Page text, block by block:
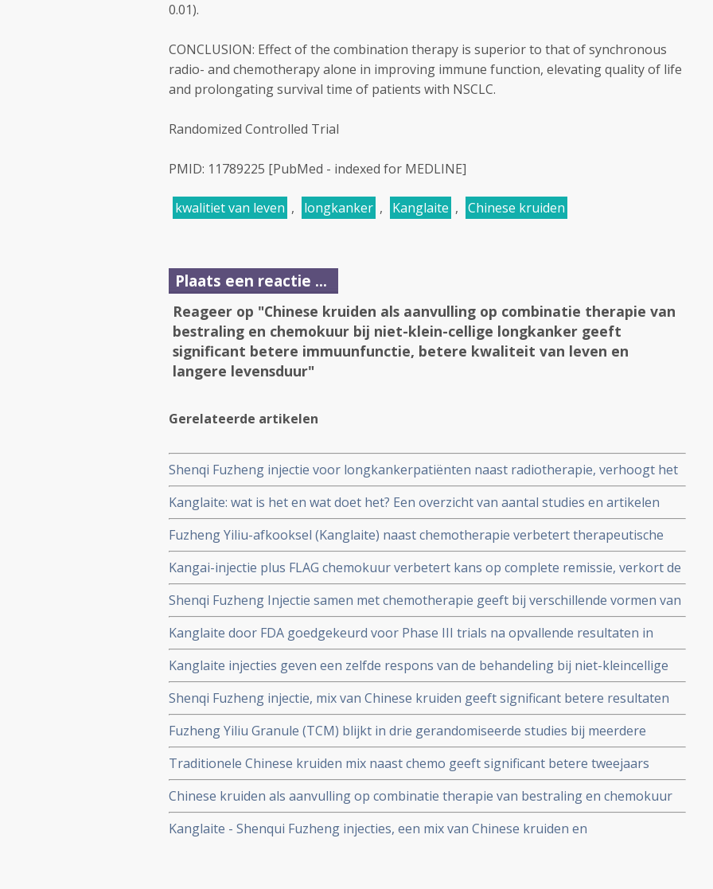
0.01).
CONCLUSION: Effect of the combination therapy is superior to that of synchronous
radio- and chemotherapy alone in improving immune function, elevating quality of life
and prolongating survival time of patients with NSCLC.
Randomized Controlled Trial
PMID: 11789225 [PubMed - indexed for MEDLINE]
kwalitiet van leven , longkanker , Kanglaite , Chinese kruiden
Plaats een reactie ...
Reageer op "Chinese kruiden als aanvulling op combinatie therapie van
bestraling en chemokuur bij niet-klein-cellige longkanker geeft
significant betere immuunfunctie, betere kwaliteit van leven en
langere levensduur"
Gerelateerde artikelen
Shenqi Fuzheng injectie voor longkankerpatiënten naast radiotherapie, verhoogt het
aantal witte bloedcellen, reguleert de immuunfunctie van T-cellen, vermindert
tumormarkers en verbetert de klinische werkzaamheid copy 1
Kanglaite: wat is het en wat doet het? Een overzicht van aantal studies en artikelen
over deze Chinese kruidenmix.
Fuzheng Yiliu-afkooksel (Kanglaite) naast chemotherapie verbetert therapeutische
effecten bij patienten met gevorderde gastro-intestinale tumoren, vermindert
bijwerkingen en verbetert kwaliteit van leven
Kangai-injectie plus FLAG chemokuur verbetert kans op complete remissie, verkort de
periode van beenmergsuppressie en vermindert aantal en ernst van infecties
Shenqi Fuzheng Injectie samen met chemotherapie geeft bij verschillende vormen van
kanker, waaronder borstkanker, longkanker en spijsverteringskanker uitstekende
resultaten op ziektevrije overleving
Kanglaite door FDA goedgekeurd voor Phase III trials na opvallende resultaten in
eerdere trials bij o.a. longkanker.
Kanglaite injecties geven een zelfde respons van de behandeling bij niet-kleincellige
longkanker, 12.15% in KLT groep vs 14.29% in de chemotherapie groep, maar als
Kanglaite aanslaat is het klinische effect veel beter
Shenqi Fuzheng injectie, mix van Chinese kruiden geeft significant betere resultaten
van deze injecties naast chemokuren bij oude demente kankerpatiënten met niet-
klein-cellige longkanker.
Fuzheng Yiliu Granule (TCM) blijkt in drie gerandomiseerde studies bij meerdere
vormen van kanker, waaronder slokdarmkanker en borstkanker de tumorsterfte -
apoptosisproces - te stimuleren en uitzaaiingskansen te verminderen , zelfs te
voorkomen
Traditionele Chinese kruiden mix naast chemo geeft significant betere tweejaars
overlevingscijfers en superieure kwaliteit van leven dan alleen chemo bij niet-klein-
cellige longkankerpatiënten.
Chinese kruiden als aanvulling op combinatie therapie van bestraling en chemokuur
bij niet-klein-cellige longkanker geeft significant betere immuunfunctie, betere
kwaliteit van leven en langere levensduur
Kanglaite - Shenqui Fuzheng injecties, een mix van Chinese kruiden en